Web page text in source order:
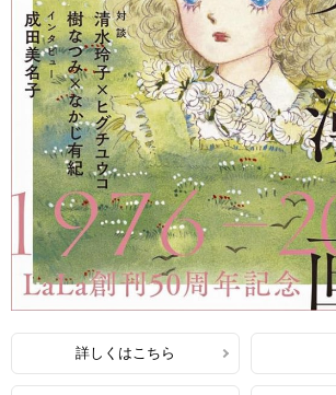
詳しくはこちら